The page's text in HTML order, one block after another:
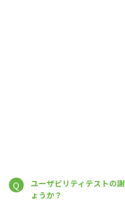
Q
ユーザビリティテストの
ょうか？